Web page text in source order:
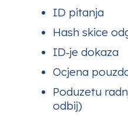
ID pitanja
Hash skice
ID‑je dokaza
Ocjena
Poduzetu
odbij)